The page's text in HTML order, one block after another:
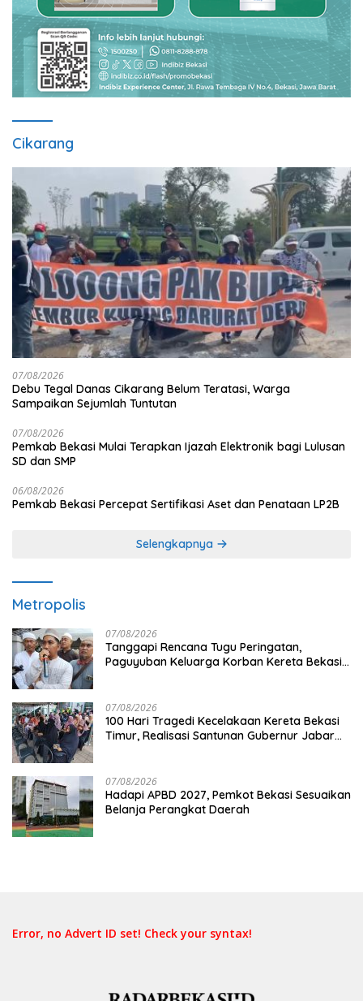
Cikarang
07/08/2026
Debu Tegal Danas Cikarang Belum Teratasi, Warga
Sampaikan Sejumlah Tuntutan
07/08/2026
Pemkab Bekasi Mulai Terapkan Ijazah Elektronik bagi Lulusan
SD dan SMP
06/08/2026
Pemkab Bekasi Percepat Sertifikasi Aset dan Penataan LP2B
Selengkapnya
Metropolis
07/08/2026
Tanggapi Rencana Tugu Peringatan,
Paguyuban Keluarga Korban Kereta Bekasi
07/08/2026
100 Hari Tragedi Kecelakaan Kereta Bekasi
Timur, Realisasi Santunan Gubernur Jabar
07/08/2026
Hadapi APBD 2027, Pemkot Bekasi Sesuaikan
Belanja Perangkat Daerah
Error, no Advert ID set! Check your syntax!